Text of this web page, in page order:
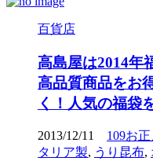
百貨店
高島屋は2014年
高品質商品をお
く！人気の福袋
2013/12/11 109お
タリア製, うり昆布,